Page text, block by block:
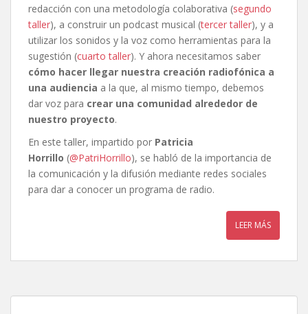
redacción con una metodología colaborativa (segundo
taller), a construir un podcast musical (tercer taller), y a
utilizar los sonidos y la voz como herramientas para la
sugestión (cuarto taller). Y ahora necesitamos saber
cómo hacer llegar nuestra creación radiofónica a
una audiencia a la que, al mismo tiempo, debemos
dar voz para crear una comunidad alrededor de
nuestro proyecto.
En este taller, impartido por Patricia
Horrillo (@PatriHorrillo), se habló de la importancia de
la comunicación y la difusión mediante redes sociales
para dar a conocer un programa de radio.
LEER MÁS